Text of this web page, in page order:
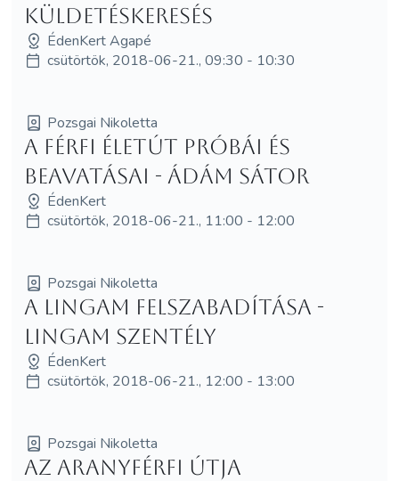
küldetéskeresés
ÉdenKert Agapé
csütörtök, 2018-06-21., 09:30 - 10:30
Pozsgai Nikoletta
A Férfi életút próbái és
beavatásai - Ádám Sátor
ÉdenKert
csütörtök, 2018-06-21., 11:00 - 12:00
Pozsgai Nikoletta
A Lingam felszabadítása -
Lingam Szentély
ÉdenKert
csütörtök, 2018-06-21., 12:00 - 13:00
Pozsgai Nikoletta
Az AranyFérfi útja